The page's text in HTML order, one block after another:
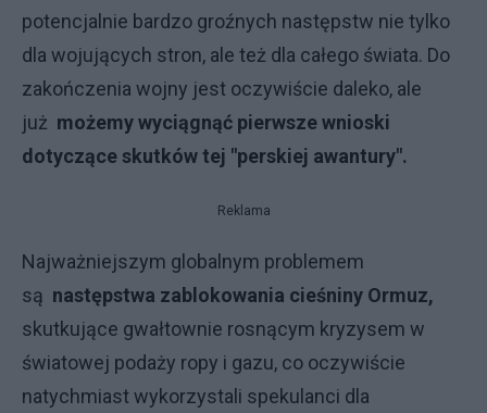
potencjalnie bardzo groźnych następstw nie tylko
dla wojujących stron, ale też dla całego świata. Do
zakończenia wojny jest oczywiście daleko, ale
już możemy wyciągnąć pierwsze wnioski
dotyczące skutków tej "perskiej awantury".
Reklama
Najważniejszym globalnym problemem
są następstwa zablokowania cieśniny Ormuz,
skutkujące gwałtownie rosnącym kryzysem w
światowej podaży ropy i gazu, co oczywiście
natychmiast wykorzystali spekulanci dla